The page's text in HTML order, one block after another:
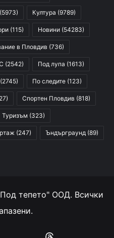
(5973) Култура (9789)
(115) Новини (54283)
в Пловдив (736)
(2542) Под лупа (1613)
(2745) По следите (123)
Спортен Пловдив (818)
Туризъм (323)
(247) Ъндърграунд (89)
тепето" ООД. Всички
Instagram
RSS